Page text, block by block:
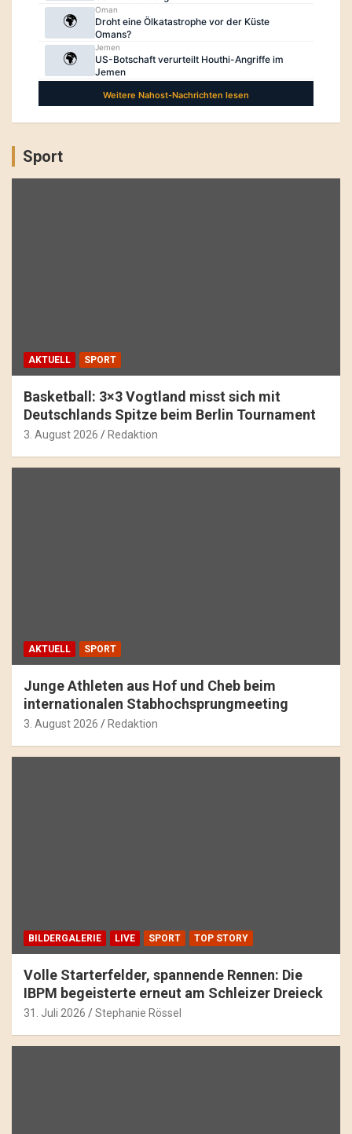
Sport
AKTUELL SPORT
Basketball: 3×3 Vogtland misst sich mit
Deutschlands Spitze beim Berlin Tournament
3. August 2026 Redaktion
AKTUELL SPORT
Junge Athleten aus Hof und Cheb beim
internationalen Stabhochsprungmeeting
3. August 2026 Redaktion
BILDERGALERIE LIVE SPORT TOP STORY
Volle Starterfelder, spannende Rennen: Die
IBPM begeisterte erneut am Schleizer Dreieck
31. Juli 2026 Stephanie Rössel